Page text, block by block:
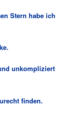
Stern habe ich
unkompliziert
finden.